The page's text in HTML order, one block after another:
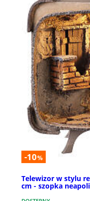
-10%
Telewizor w stylu
cm - szopka